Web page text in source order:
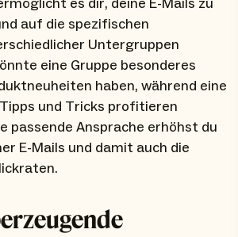
es dir, deine E-Mails zu
auf die spezifischen
Untergruppen
eine Gruppe besonderes
haben, während eine
und Tricks profitieren
passende Ansprache erhöhst du
E-Mails und damit auch die